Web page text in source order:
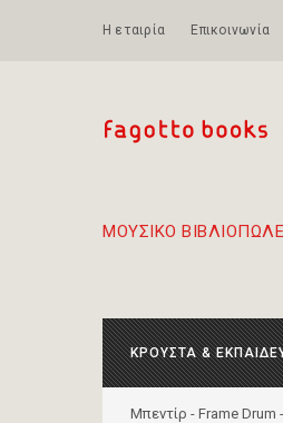
Η εταιρία Επικοινωνία
ΜΟΥΣΙΚΟ
ΚΡΟΥΣΤΑ &
Μπεντίρ - Frame